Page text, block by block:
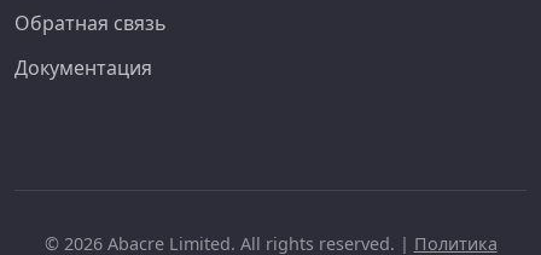
Обратная связь
Документация
© 2026 Abacre Limited. All rights reserved. | Политика